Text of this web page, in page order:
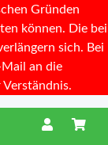
Gründen
können. Die bei
sich. Bei
Mail an die